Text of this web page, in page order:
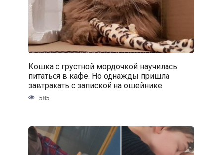
Кошка с грустной мордочкой научилась
питаться в кафе. Но однажды пришла
завтракать с запиской на ошейнике
585